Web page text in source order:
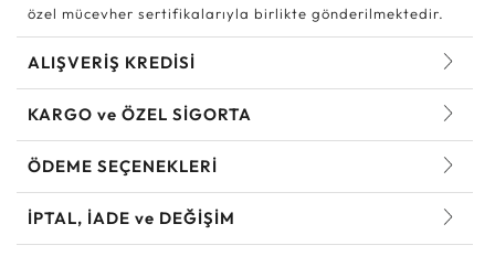
özel mücevher sertifikalarıyla birlikte gönderilmektedir.
ALIŞVERİŞ KREDİSİ
KARGO ve ÖZEL SİGORTA
ÖDEME SEÇENEKLERİ
İPTAL, İADE ve DEĞİŞİM